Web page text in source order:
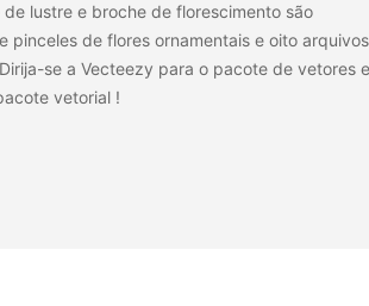
lustre e broche de florescimento são
pinceles de flores ornamentais e oito arquivos
se a Vecteezy para o pacote de vetores e
vetorial !